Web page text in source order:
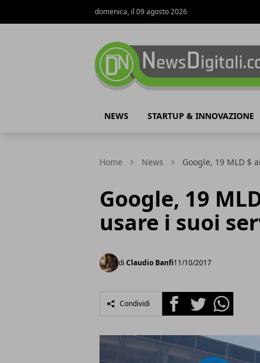
domenica, il 09 agosto 2026
NEWS STARTUP & INNOVAZIONE
Home News Google, 19 MLD $
Google, 19
usare i suoi
di Claudio Banfi11/10/2017
Condividi FacebookTwitterWhatsapp